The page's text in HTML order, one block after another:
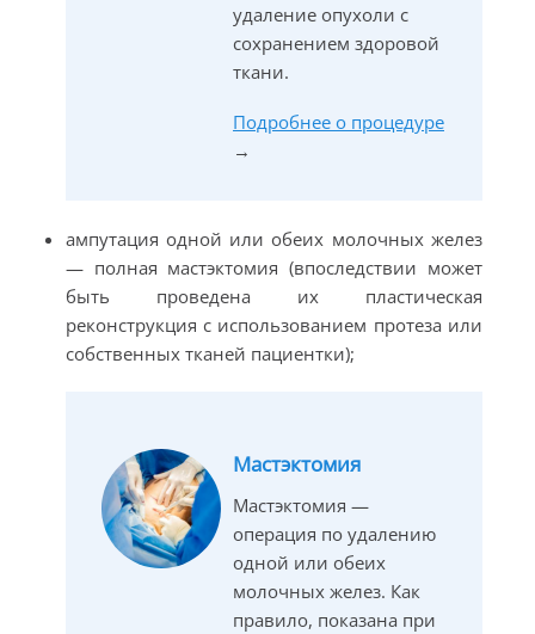
удаление опухоли с
сохранением здоровой
ткани.
Подробнее о процедуре
→
ампутация одной или обеих молочных желез
— полная мастэктомия (впоследствии может
быть проведена их пластическая
реконструкция с использованием протеза или
собственных тканей пациентки);
Мастэктомия
Мастэктомия —
операция по удалению
одной или обеих
молочных желез. Как
правило, показана при